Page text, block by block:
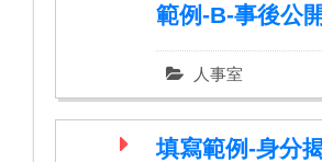
範例-B-事後公開
人事室
填寫範例-身分